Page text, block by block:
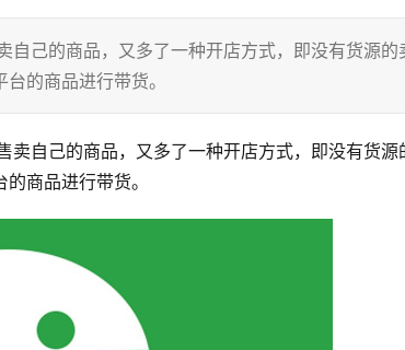
己的商品，又多了一种开店方式，即没有货源的
的商品进行带货。
卖自己的商品，又多了一种开店方式，即没有货源
商品进行带货。